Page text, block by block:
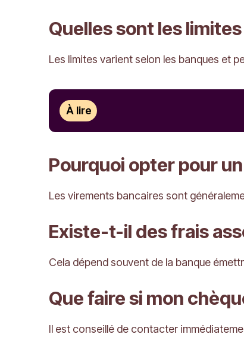
Quelles sont les
Les limites varient selon les banques et
À lire
Pourquoi opter pour
Les virements bancaires sont
Existe-t-il des frais
Cela dépend souvent de la banque
Que faire si mon
Il est conseillé de contacter